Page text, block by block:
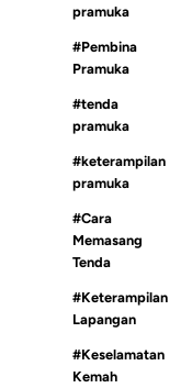
pramuka
#Pembina
Pramuka
#tenda
pramuka
#keterampilan
pramuka
#Cara
Memasang
Tenda
#Keterampilan
Lapangan
#Keselamatan
Kemah